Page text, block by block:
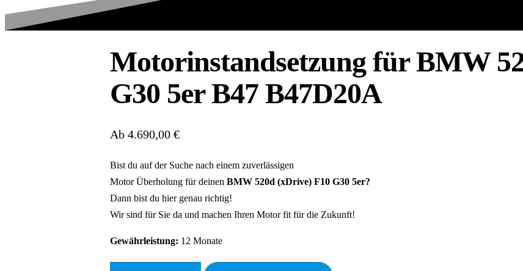
Motorinstandsetzung für BMW
G30 5er B47 B47D20A
Ab 4.690,00 €
Bist du auf der Suche nach einem zuverlässigen
Motor Überholung für deinen BMW 520d (xDrive) F10 G30 5er?
Dann bist du hier genau richtig!
Wir sind für Sie da und machen Ihren Motor fit für die Zukunft!
Gewährleistung: 12 Monate